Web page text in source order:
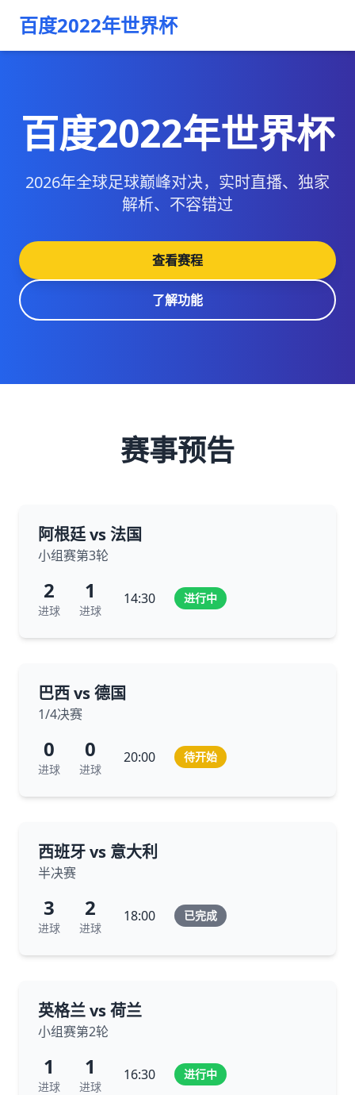
百度2022年世界杯
百度2022年世界杯
2026年全球足球巅峰对决，实时直播、独家
解析、不容错过
查看赛程
了解功能
赛事预告
阿根廷 vs 法国
小组赛第3轮
2
进球
1
进球
14:30 进行中
巴西 vs 德国
1/4决赛
0
进球
0
进球
20:00 待开始
西班牙 vs 意大利
半决赛
3
进球
2
进球
18:00 已完成
英格兰 vs 荷兰
小组赛第2轮
1
进球
1
进球
16:30 进行中